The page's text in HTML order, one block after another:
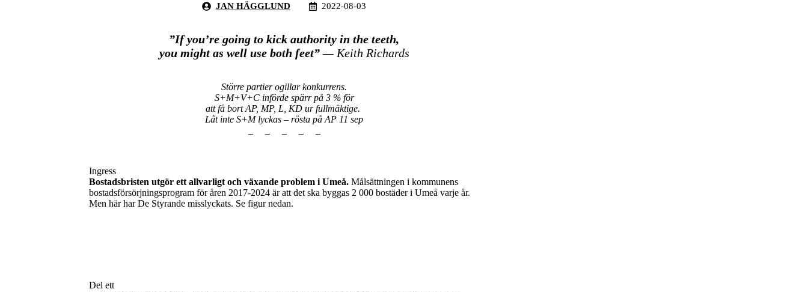
JAN HÄGGLUND 2022-08-03
”If you’re going to kick authority in the teeth,
you might as well use both feet”— Keith Richards
Större partier ogillar konkurrens.
S+M+V+C införde spärr på 3 % för
att få bort AP, MP, L, KD ur fullmäktige.
Låt inte S+M lyckas – rösta på AP 11 sep
Ingress
Bostadsbristen utgör ett allvarligt och växande problem i Umeå.Målsättningen i kommunens
bostadsförsörjningsprogram för åren 2017-2024 är att det ska byggas 2 000 bostäder i Umeå varje år.
Men här har De Styrande misslyckats. Se figur nedan.
Del ett